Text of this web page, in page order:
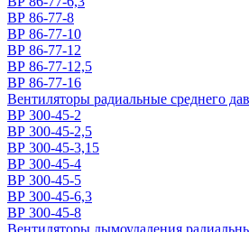
ВР 86-77-8
ВР 86-77-10
ВР 86-77-12
ВР 86-77-12,5
ВР 86-77-16
Вентиляторы радиальные среднего
ВР 300-45-2
ВР 300-45-2,5
ВР 300-45-3,15
ВР 300-45-4
ВР 300-45-5
ВР 300-45-6,3
ВР 300-45-8
Вентиляторы дымоудаления